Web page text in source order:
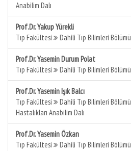
Anabilim Dalı
Prof.Dr. Yakup Yürekli
Tıp Fakültesi
Dahili Tıp Bilimleri Bölümü
Prof.Dr. Yasemin Durum Polat
Tıp Fakültesi
Dahili Tıp Bilimleri Bölümü
Prof.Dr. Yasemin Işık Balcı
Tıp Fakültesi
Dahili Tıp Bilimleri Bölümü
Hastalıkları Anabilim Dalı
Prof.Dr. Yasemin Özkan
Tıp Fakültesi
Dahili Tıp Bilimleri Bölümü